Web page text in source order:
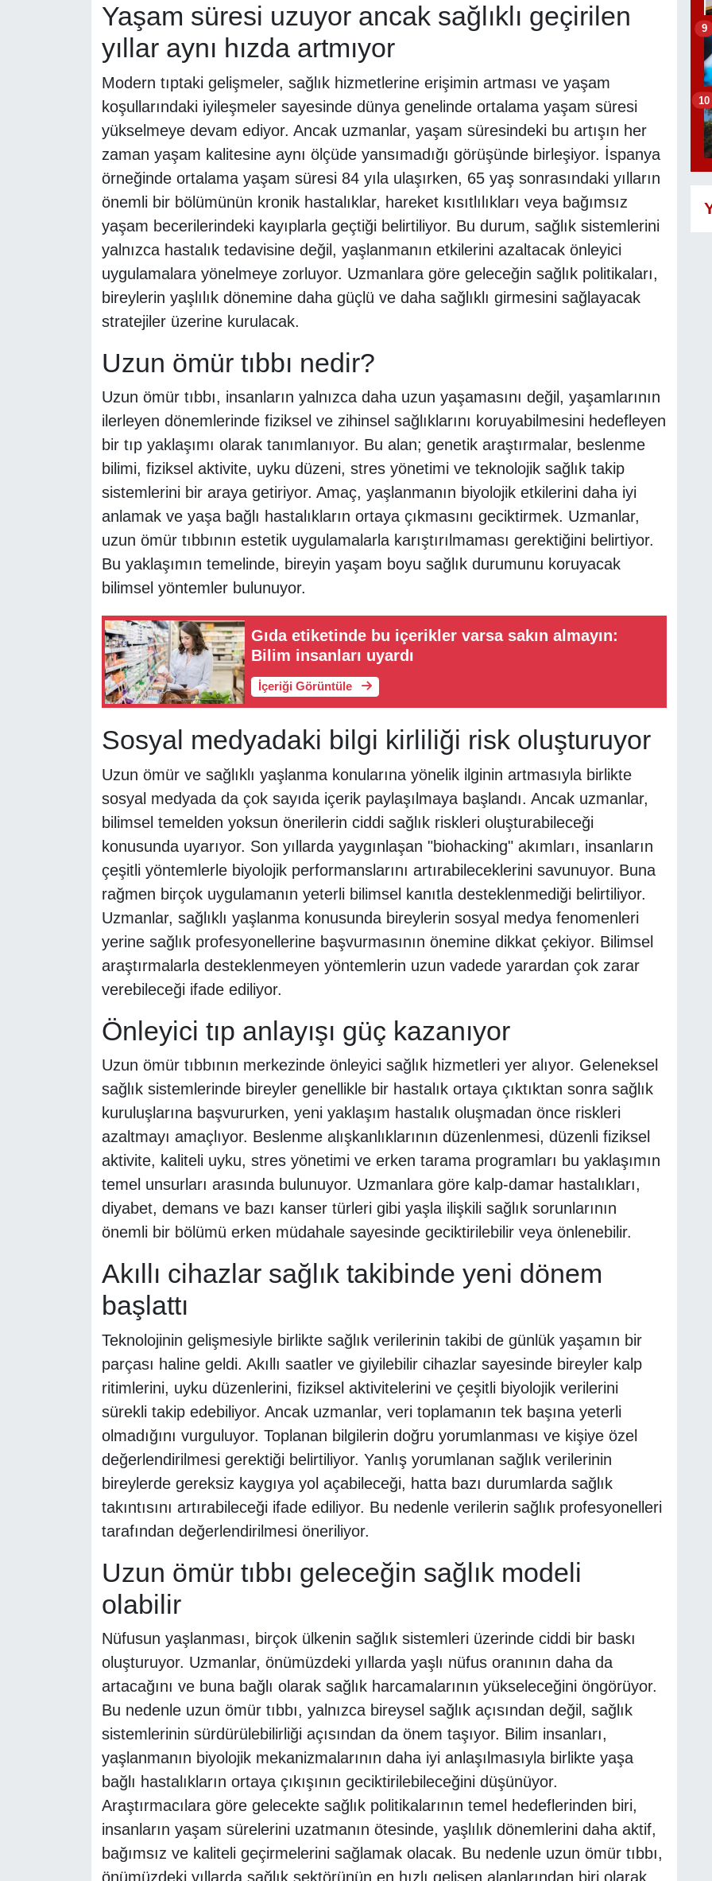
Yaşam süresi uzuyor ancak sağlıklı geçirilen
yıllar aynı hızda artmıyor
Modern tıptaki gelişmeler, sağlık hizmetlerine erişimin artması ve yaşam
koşullarındaki iyileşmeler sayesinde dünya genelinde ortalama yaşam süresi
yükselmeye devam ediyor. Ancak uzmanlar, yaşam süresindeki bu artışın her
zaman yaşam kalitesine aynı ölçüde yansımadığı görüşünde birleşiyor. İspanya
örneğinde ortalama yaşam süresi 84 yıla ulaşırken, 65 yaş sonrasındaki yılların
önemli bir bölümünün kronik hastalıklar, hareket kısıtlılıkları veya bağımsız
yaşam becerilerindeki kayıplarla geçtiği belirtiliyor. Bu durum, sağlık sistemlerini
yalnızca hastalık tedavisine değil, yaşlanmanın etkilerini azaltacak önleyici
uygulamalara yönelmeye zorluyor. Uzmanlara göre geleceğin sağlık politikaları,
bireylerin yaşlılık dönemine daha güçlü ve daha sağlıklı girmesini sağlayacak
stratejiler üzerine kurulacak.
Uzun ömür tıbbı nedir?
Uzun ömür tıbbı, insanların yalnızca daha uzun yaşamasını değil, yaşamlarının
ilerleyen dönemlerinde fiziksel ve zihinsel sağlıklarını koruyabilmesini hedefleyen
bir tıp yaklaşımı olarak tanımlanıyor. Bu alan; genetik araştırmalar, beslenme
bilimi, fiziksel aktivite, uyku düzeni, stres yönetimi ve teknolojik sağlık takip
sistemlerini bir araya getiriyor. Amaç, yaşlanmanın biyolojik etkilerini daha iyi
anlamak ve yaşa bağlı hastalıkların ortaya çıkmasını geciktirmek. Uzmanlar,
uzun ömür tıbbının estetik uygulamalarla karıştırılmaması gerektiğini belirtiyor.
Bu yaklaşımın temelinde, bireyin yaşam boyu sağlık durumunu koruyacak
bilimsel yöntemler bulunuyor.
Gıda etiketinde bu içerikler varsa sakın almayın:
Bilim insanları uyardı
İçeriği Görüntüle
Sosyal medyadaki bilgi kirliliği risk oluşturuyor
Uzun ömür ve sağlıklı yaşlanma konularına yönelik ilginin artmasıyla birlikte
sosyal medyada da çok sayıda içerik paylaşılmaya başlandı. Ancak uzmanlar,
bilimsel temelden yoksun önerilerin ciddi sağlık riskleri oluşturabileceği
konusunda uyarıyor. Son yıllarda yaygınlaşan "biohacking" akımları, insanların
çeşitli yöntemlerle biyolojik performanslarını artırabileceklerini savunuyor. Buna
rağmen birçok uygulamanın yeterli bilimsel kanıtla desteklenmediği belirtiliyor.
Uzmanlar, sağlıklı yaşlanma konusunda bireylerin sosyal medya fenomenleri
yerine sağlık profesyonellerine başvurmasının önemine dikkat çekiyor. Bilimsel
araştırmalarla desteklenmeyen yöntemlerin uzun vadede yarardan çok zarar
verebileceği ifade ediliyor.
Önleyici tıp anlayışı güç kazanıyor
Uzun ömür tıbbının merkezinde önleyici sağlık hizmetleri yer alıyor. Geleneksel
sağlık sistemlerinde bireyler genellikle bir hastalık ortaya çıktıktan sonra sağlık
kuruluşlarına başvururken, yeni yaklaşım hastalık oluşmadan önce riskleri
azaltmayı amaçlıyor. Beslenme alışkanlıklarının düzenlenmesi, düzenli fiziksel
aktivite, kaliteli uyku, stres yönetimi ve erken tarama programları bu yaklaşımın
temel unsurları arasında bulunuyor. Uzmanlara göre kalp-damar hastalıkları,
diyabet, demans ve bazı kanser türleri gibi yaşla ilişkili sağlık sorunlarının
önemli bir bölümü erken müdahale sayesinde geciktirilebilir veya önlenebilir.
Akıllı cihazlar sağlık takibinde yeni dönem
başlattı
Teknolojinin gelişmesiyle birlikte sağlık verilerinin takibi de günlük yaşamın bir
parçası haline geldi. Akıllı saatler ve giyilebilir cihazlar sayesinde bireyler kalp
ritimlerini, uyku düzenlerini, fiziksel aktivitelerini ve çeşitli biyolojik verilerini
sürekli takip edebiliyor. Ancak uzmanlar, veri toplamanın tek başına yeterli
olmadığını vurguluyor. Toplanan bilgilerin doğru yorumlanması ve kişiye özel
değerlendirilmesi gerektiği belirtiliyor. Yanlış yorumlanan sağlık verilerinin
bireylerde gereksiz kaygıya yol açabileceği, hatta bazı durumlarda sağlık
takıntısını artırabileceği ifade ediliyor. Bu nedenle verilerin sağlık profesyonelleri
tarafından değerlendirilmesi öneriliyor.
Uzun ömür tıbbı geleceğin sağlık modeli
olabilir
Nüfusun yaşlanması, birçok ülkenin sağlık sistemleri üzerinde ciddi bir baskı
oluşturuyor. Uzmanlar, önümüzdeki yıllarda yaşlı nüfus oranının daha da
artacağını ve buna bağlı olarak sağlık harcamalarının yükseleceğini öngörüyor.
Bu nedenle uzun ömür tıbbı, yalnızca bireysel sağlık açısından değil, sağlık
sistemlerinin sürdürülebilirliği açısından da önem taşıyor. Bilim insanları,
yaşlanmanın biyolojik mekanizmalarının daha iyi anlaşılmasıyla birlikte yaşa
bağlı hastalıkların ortaya çıkışının geciktirilebileceğini düşünüyor.
Araştırmacılara göre gelecekte sağlık politikalarının temel hedeflerinden biri,
insanların yaşam sürelerini uzatmanın ötesinde, yaşlılık dönemlerini daha aktif,
bağımsız ve kaliteli geçirmelerini sağlamak olacak. Bu nedenle uzun ömür tıbbı,
önümüzdeki yıllarda sağlık sektörünün en hızlı gelişen alanlarından biri olarak
9
10